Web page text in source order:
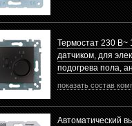
Термостат 230
датчиком, для
подогрева пола,
показать состав
Автоматический